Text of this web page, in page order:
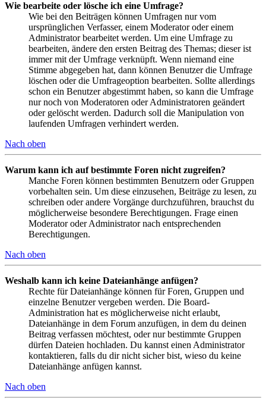
Wie bearbeite oder lösche ich eine Umfrage?
Wie bei den Beiträgen können Umfragen nur vom
ursprünglichen Verfasser, einem Moderator oder einem
Administrator bearbeitet werden. Um eine Umfrage zu
bearbeiten, ändere den ersten Beitrag des Themas; dieser ist
immer mit der Umfrage verknüpft. Wenn niemand eine
Stimme abgegeben hat, dann können Benutzer die Umfrage
löschen oder die Umfrageoption bearbeiten. Sollte allerdings
schon ein Benutzer abgestimmt haben, so kann die Umfrage
nur noch von Moderatoren oder Administratoren geändert
oder gelöscht werden. Dadurch soll die Manipulation von
laufenden Umfragen verhindert werden.
Nach oben
Warum kann ich auf bestimmte Foren nicht zugreifen?
Manche Foren können bestimmten Benutzern oder Gruppen
vorbehalten sein. Um diese einzusehen, Beiträge zu lesen, zu
schreiben oder andere Vorgänge durchzuführen, brauchst du
möglicherweise besondere Berechtigungen. Frage einen
Moderator oder Administrator nach entsprechenden
Berechtigungen.
Nach oben
Weshalb kann ich keine Dateianhänge anfügen?
Rechte für Dateianhänge können für Foren, Gruppen und
einzelne Benutzer vergeben werden. Die Board-
Administration hat es möglicherweise nicht erlaubt,
Dateianhänge in dem Forum anzufügen, in dem du deinen
Beitrag verfassen möchtest, oder nur bestimmte Gruppen
dürfen Dateien hochladen. Du kannst einen Administrator
kontaktieren, falls du dir nicht sicher bist, wieso du keine
Dateianhänge anfügen kannst.
Nach oben